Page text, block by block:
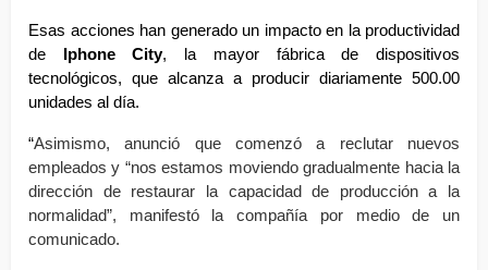
Esas acciones han generado un impacto en la productividad
de
Iphone City, la mayor fábrica de dispositivos
tecnológicos, que alcanza a producir diariamente 500.00
unidades al día.
“Asimismo, anunció que comenzó a reclutar nuevos
empleados y “nos estamos moviendo gradualmente hacia la
dirección de restaurar la capacidad de producción a la
normalidad”, manifestó la compañía por medio de un
comunicado.